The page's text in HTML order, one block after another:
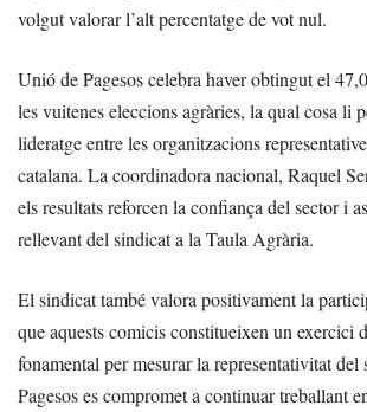
volgut valorar l’alt percentatge de vot nul.
Unió de Pagesos celebra haver obtingut el
les vuitenes eleccions agràries, la qual cosa li
lideratge entre les organitzacions
catalana. La coordinadora nacional, Raquel
els resultats reforcen la confiança del sector i
rellevant del sindicat a la Taula Agrària.
El sindicat també valora positivament la
que aquests comicis constitueixen un exercici
fonamental per mesurar la representativitat del
Pagesos es compromet a continuar treballant